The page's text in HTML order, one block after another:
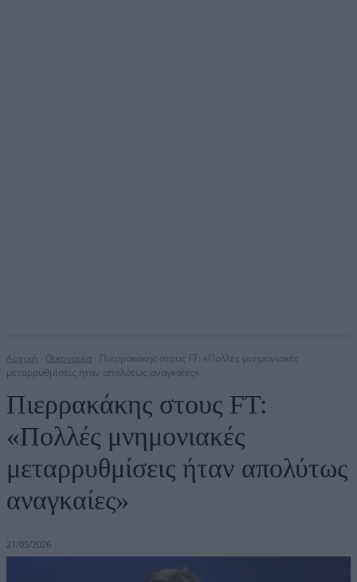
Αρχική Οικονομία
Πιερρακάκης στους FT: «Πολλές μνημονιακές
μεταρρυθμίσεις ήταν απολύτως αναγκαίες»
Πιερρακάκης στους FT:
«Πολλές μνημονιακές
μεταρρυθμίσεις ήταν απολύτως
αναγκαίες»
21/05/2026